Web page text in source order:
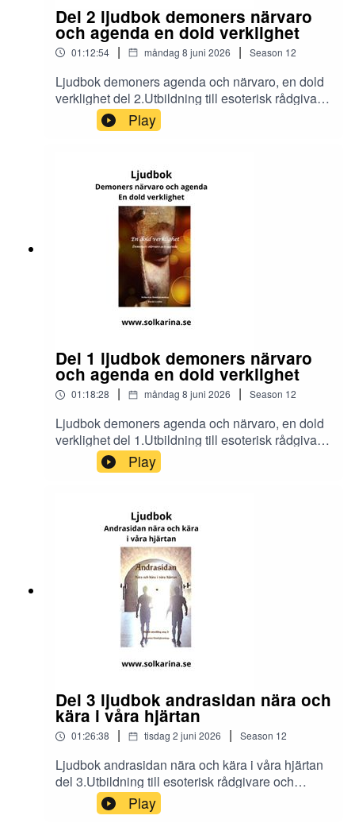
Del 2 ljudbok demoners närvaro
och agenda en dold verklighet
01:12:54 | måndag 8 juni 2026 | Season 12
Ljudbok demoners agenda och närvaro, en dold
verklighet del 2.Utbildning till esoterisk rådgivare
och dimensionsmedium
https://solkarina.se/produkt/dimensionell-
https://www.facebook.com/groups/16251419920
40360.Solkarina Sinnligkunskap®
//.http://www.medireiki.sehttp://www.solkarina.seh
ttp://www.sannessens.se min digitala
kursgårdInstagram:
http://www.instagram.com/iamsolkarina.seFaceb
ook: https://www.facebook.com/profile.php?
id=61573215027349Youtube:
https://www.youtube.com/@solkarinaKalender:htt
ps://solkarina.se/kalender/
Play
Del 1 ljudbok demoners närvaro
och agenda en dold verklighet
01:18:28 | måndag 8 juni 2026 | Season 12
Ljudbok demoners agenda och närvaro, en dold
verklighet del 1.Utbildning till esoterisk rådgivare
och dimensionsmedium
https://solkarina.se/produkt/dimensionell-
https://www.facebook.com/groups/16251419920
40360.Solkarina Sinnligkunskap®
//.http://www.medireiki.sehttp://www.solkarina.seh
ttp://www.sannessens.se min digitala
kursgårdInstagram:
http://www.instagram.com/iamsolkarina.seFaceb
ook: https://www.facebook.com/profile.php?
id=61573215027349Youtube:
https://www.youtube.com/@solkarinaKalender:htt
ps://solkarina.se/kalender/
Play
Del 3 ljudbok andrasidan nära och
kära i våra hjärtan
01:26:38 | tisdag 2 juni 2026 | Season 12
Ljudbok andrasidan nära och kära i våra hjärtan
del 3.Utbildning till esoterisk rådgivare och
dimensionsmedium
https://solkarina.se/produkt/dimensionell-
Play